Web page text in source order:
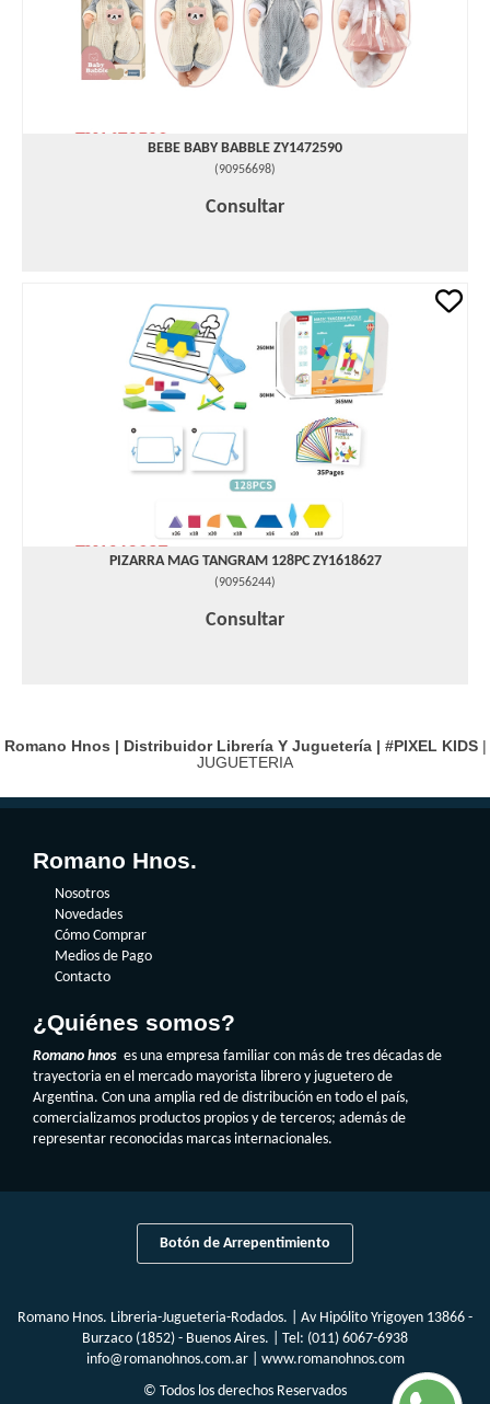
BEBE BABY BABBLE ZY1472590
(90956698)
Consultar
PIZARRA MAG TANGRAM 128PC ZY1618627
(90956244)
Consultar
Romano Hnos | Distribuidor Librería Y Juguetería | #PIXEL KIDS|
JUGUETERIA
Romano Hnos.
Nosotros
Novedades
Cómo Comprar
Medios de Pago
Contacto
¿Quiénes somos?
Romano hnos es una empresa familiar con más de tres décadas de
trayectoria en el mercado mayorista librero y juguetero de
Argentina. Con una amplia red de distribución en todo el país,
comercializamos productos propios y de terceros; además de
representar reconocidas marcas internacionales.
Botón de Arrepentimiento
Romano Hnos. Libreria-Jugueteria-Rodados. | Av Hipólito Yrigoyen 13866 -
Burzaco (1852) - Buenos Aires. | Tel: (011) 6067-6938
info@romanohnos.com.ar| www.romanohnos.com
© Todos los derechos Reservados